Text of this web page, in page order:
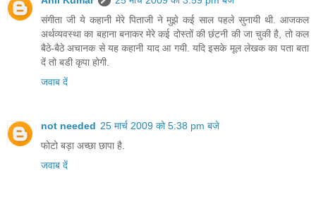
संगीता जी ये कहानी मेरे पिताजी ने मुझे कई साल पहले सुनायी थी. आजकल
अर्थव्यवस्था का बहाना बनाकर मेरे कई दोस्तों की छंटनी की जा चुकी है, तो कल
बैठे-बैठे अचानक से यह कहानी याद आ गयी. यदि इसके मूल लेखक का पता बता
दें तो बडी कृपा होगी.
जवाब दें
not needed 25 मार्च 2009 को 5:38 pm बजे
फोटो बड़ा अच्छा छापा है.
जवाब दें